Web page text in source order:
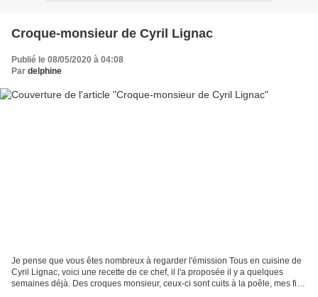
Croque-monsieur de Cyril Lignac
Publié le 08/05/2020 à 04:08
Par delphine
Je pense que vous êtes nombreux à regarder l'émission Tous en cuisine de
Cyril Lignac, voici une recette de ce chef, il l'a proposée il y a quelques
semaines déjà. Des croques monsieur, ceux-ci sont cuits à la poêle, mes fils